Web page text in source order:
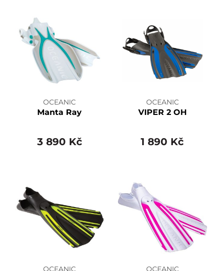
OCEANIC
Manta Ray
3 890 Kč
OCEANIC
VIPER 2 OH
1 890 Kč
OCEANIC OCEANIC